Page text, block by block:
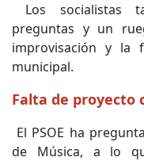
Los socialistas
preguntas y un
improvisación y la
municipal.
Falta de
El PSOE ha
de Música, a lo